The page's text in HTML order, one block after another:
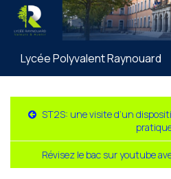
Lycée Polyvalent Raynouard
ST2S: une visite d’un
Révisez le bac sur youtube